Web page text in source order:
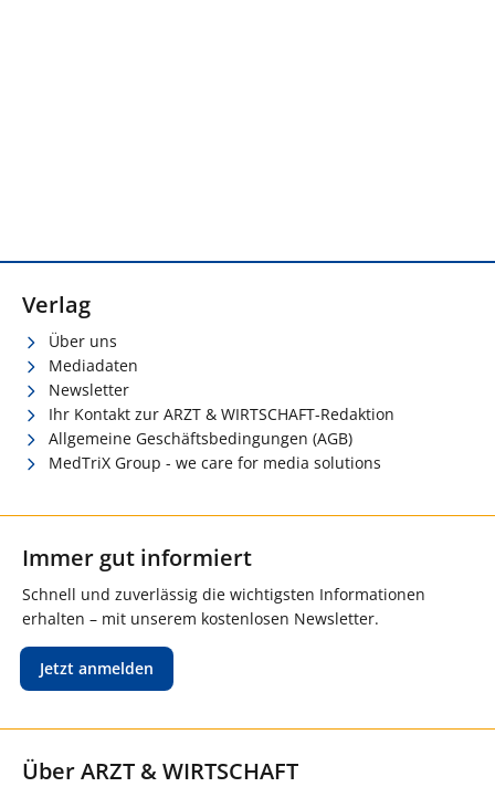
Verlag
Über uns
Mediadaten
Newsletter
Ihr Kontakt zur ARZT & WIRTSCHAFT-Redaktion
Allgemeine Geschäftsbedingungen (AGB)
MedTriX Group - we care for media solutions
Immer gut informiert
Schnell und zuverlässig die wichtigsten Informationen
erhalten – mit unserem kostenlosen Newsletter.
Jetzt anmelden
Über ARZT & WIRTSCHAFT